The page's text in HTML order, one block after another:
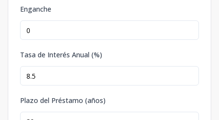
Enganche
Tasa de Interés Anual (%)
Plazo del Préstamo (años)